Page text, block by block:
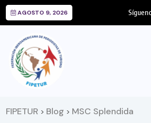
AGOSTO 9, 2026
FIPETUR > Blog > MSC Splendida